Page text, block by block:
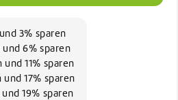
3% sparen
6% sparen
11% sparen
17% sparen
19% sparen